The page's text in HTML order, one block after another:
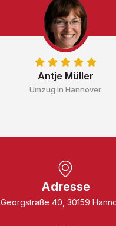
Antje Müller
Umzug in Hannover
Adresse
Georgstraße 40, 30159